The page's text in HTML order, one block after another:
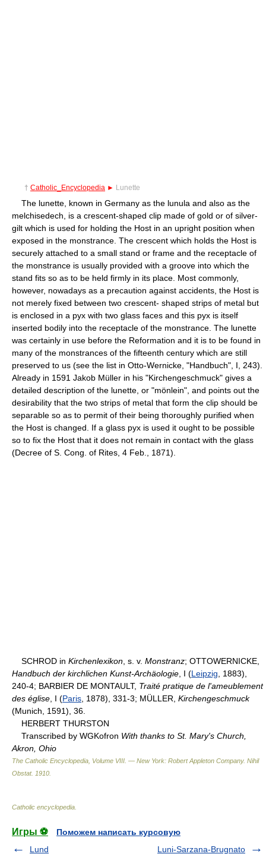
† Catholic_Encyclopedia ► Lunette
The lunette, known in Germany as the lunula and also as the
melchisedech, is a crescent-shaped clip made of gold or of silver-
gilt which is used for holding the Host in an upright position when
exposed in the monstrance. The crescent which holds the Host is
securely attached to a small stand or frame and the receptacle of
the monstrance is usually provided with a groove into which the
stand fits so as to be held firmly in its place. Most commonly,
however, nowadays as a precaution against accidents, the Host is
not merely fixed between two crescent- shaped strips of metal but
is enclosed in a pyx with two glass faces and this pyx is itself
inserted bodily into the receptacle of the monstrance. The lunette
was certainly in use before the Reformation and it is to be found in
many of the monstrances of the fifteenth century which are still
preserved to us (see the list in Otto-Wernicke, "Handbuch", I, 243).
Already in 1591 Jakob Müller in his "Kirchengeschmuck" gives a
detailed description of the lunette, or "mönlein", and points out the
desirability that the two strips of metal that form the clip should be
separable so as to permit of their being thoroughly purified when
the Host is changed. If a glass pyx is used it ought to be possible
so to fix the Host that it does not remain in contact with the glass
(Decree of S. Cong. of Rites, 4 Feb., 1871).
SCHROD in Kirchenlexikon , s. v. Monstranz; OTTO­WERNICKE,
Handbuch der kirchlichen Kunst-Archäologie , I (Leipzig , 1883),
240-4; BARBIER DE MONTAULT, Traité pratique de l'ameublement
des église , I (Paris , 1878), 331-3; MÜLLER, Kirchengeschmuck
(Munich, 1591), 36.
HERBERT THURSTON
Transcribed by WGKofron With thanks to St. Mary's Church,
Akron, Ohio
The Catholic Encyclopedia, Volume VIII. — New York: Robert Appleton Company. Nihil
Obstat. 1910
Catholic encyclopedia
Игры ⚽
Поможем написать курсовую
Lund
Luni-Sarzana-Brugnato